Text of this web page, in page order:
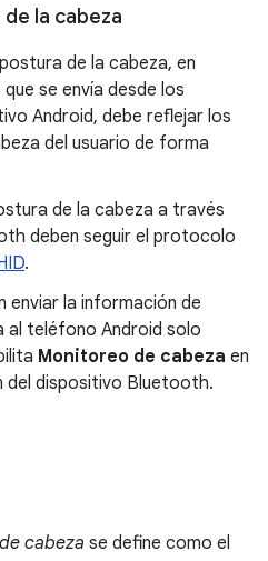
la cabeza
de la cabeza, en
se envía desde los
Android, debe reflejar los
del usuario de forma
de la cabeza a través
deben seguir el protocolo
.
enviar la información de
al teléfono Android solo
Monitoreo de cabeza en
del dispositivo Bluetooth.
cabeza se define como el